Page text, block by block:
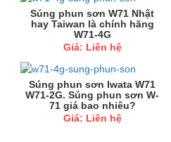
Súng phun sơn W71 Nhật
hay Taiwan là chính hãng
W71-4G
Giá: Liên hệ
Súng phun sơn Iwata W71
W71-2G. Súng phun sơn W-
71 giá bao nhiêu?
Giá: Liên hệ